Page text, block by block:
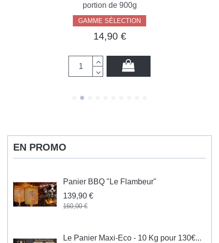
portion de 900g
GAMME SÉLECTION
14,90 €
EN PROMO
Panier BBQ "Le Flambeur"
139,90 €
160,00 €
Le Panier Maxi-Eco - 10 Kg pour 130€...